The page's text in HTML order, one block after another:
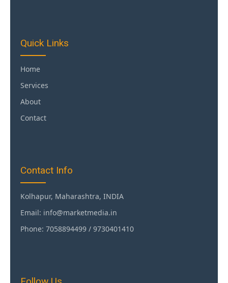
Quick Links
Home
Services
About
Contact
Contact Info
Kolhapur, Maharashtra, INDIA
Email: info@marketmedia.in
Phone: 7058894499 / 9730401410